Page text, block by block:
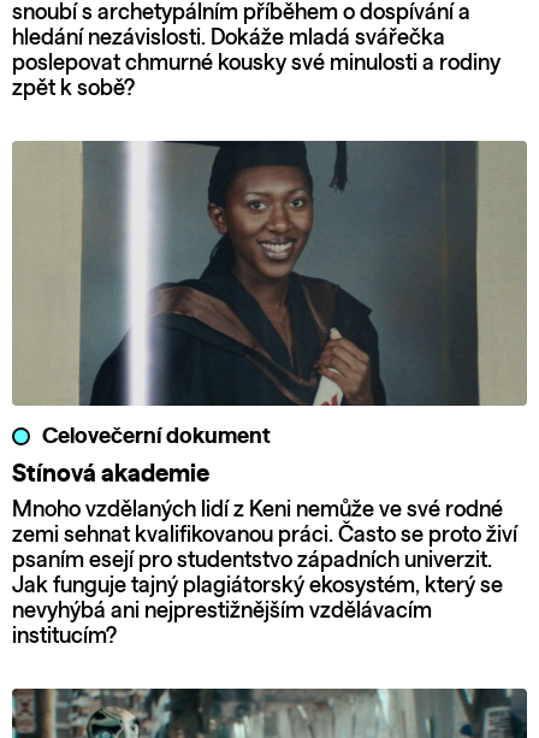
snoubí s archetypálním příběhem o dospívání a
hledání nezávislosti. Dokáže mladá svářečka
poslepovat chmurné kousky své minulosti a rodiny
zpět k sobě?
Celovečerní dokument
Stínová akademie
Mnoho vzdělaných lidí z Keni nemůže ve své rodné
zemi sehnat kvalifikovanou práci. Často se proto živí
psaním esejí pro studentstvo západních univerzit.
Jak funguje tajný plagiátorský ekosystém, který se
nevyhýbá ani nejprestižnějším vzdělávacím
institucím?